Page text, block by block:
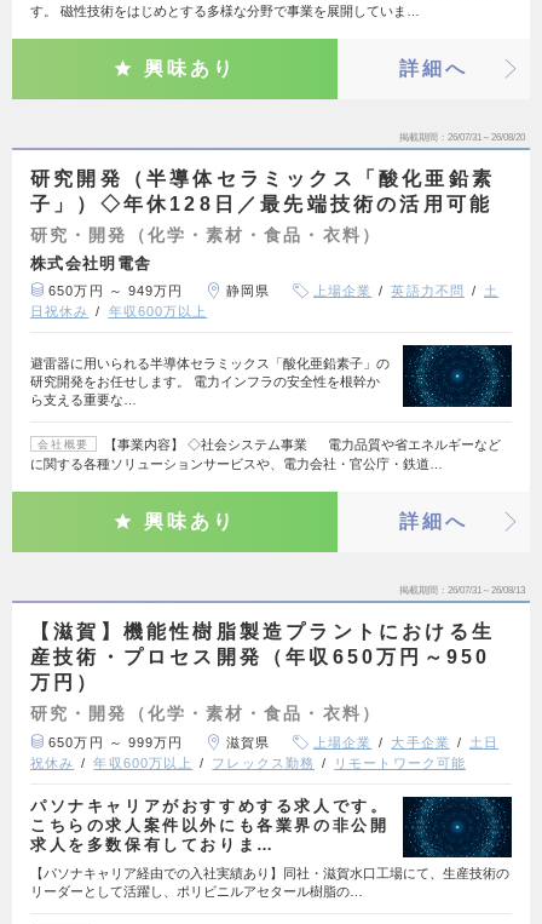
す。 磁性技術をはじめとする多様な分野で事業を展開していま…
興味あり 詳細へ
掲載期間 26/07/31～26/08/20
研究開発（半導体セラミックス「酸化亜鉛素
子」）◇年休128日／最先端技術の活用可能
研究・開発（化学・素材・食品・衣料）
株式会社明電舎
650万円 ～ 949万円 静岡県 上場企業 英語力不問
土
日祝休み
年収600万以上
避雷器に用いられる半導体セラミックス「酸化亜鉛素子」の
研究開発をお任せします。 電力インフラの安全性を根幹か
ら支える重要な…
会社概要
【事業内容】 ◇社会システム事業 電力品質や省エネルギーなど
に関する各種ソリューションサービスや、電力会社・官公庁・鉄道…
興味あり 詳細へ
掲載期間 26/07/31～26/08/13
【滋賀】機能性樹脂製造プラントにおける生
産技術・プロセス開発（年収650万円～950
万円）
研究・開発（化学・素材・食品・衣料）
650万円 ～ 999万円 滋賀県 上場企業 大手企業
土日
祝休み
年収600万以上 フレックス勤務 リモートワーク可能
パソナキャリアがおすすめする求人です。
こちらの求人案件以外にも各業界の非公開
求人を多数保有しておりま…
【パソナキャリア経由での入社実績あり】同社・滋賀水口工場にて、生産技術の
リーダーとして活躍し、ポリビニルアセタール樹脂の…